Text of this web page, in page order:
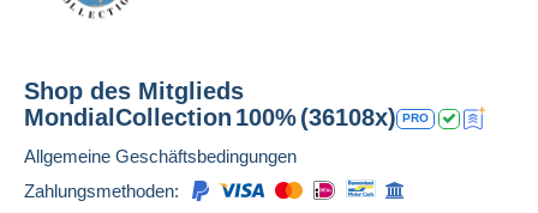
Shop des Mitglieds
MondialCollection 100%(36108x) PRO
Allgemeine Geschäftsbedingungen
Zahlungsmethoden: